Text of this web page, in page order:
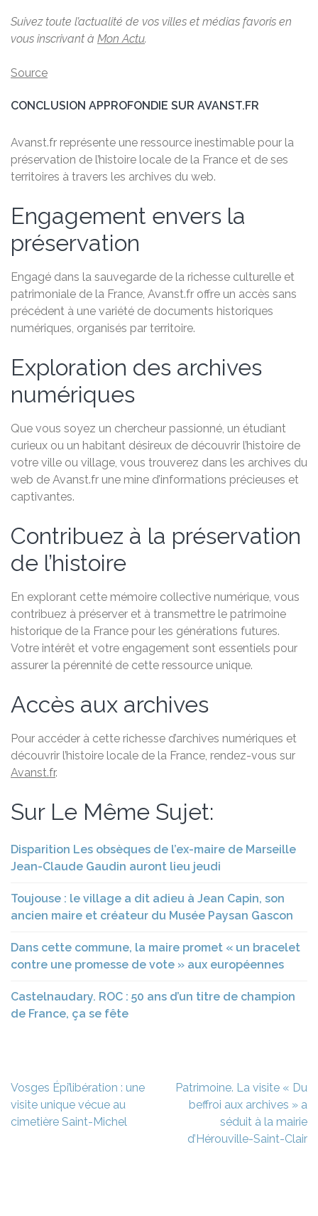
Suivez toute l’actualité de vos villes et médias favoris en
vous inscrivant à Mon Actu.
Source
CONCLUSION APPROFONDIE SUR AVANST.FR
Avanst.fr représente une ressource inestimable pour la
préservation de l’histoire locale de la France et de ses
territoires à travers les archives du web.
Engagement envers la
préservation
Engagé dans la sauvegarde de la richesse culturelle et
patrimoniale de la France, Avanst.fr offre un accès sans
précédent à une variété de documents historiques
numériques, organisés par territoire.
Exploration des archives
numériques
Que vous soyez un chercheur passionné, un étudiant
curieux ou un habitant désireux de découvrir l’histoire de
votre ville ou village, vous trouverez dans les archives du
web de Avanst.fr une mine d’informations précieuses et
captivantes.
Contribuez à la préservation
de l’histoire
En explorant cette mémoire collective numérique, vous
contribuez à préserver et à transmettre le patrimoine
historique de la France pour les générations futures.
Votre intérêt et votre engagement sont essentiels pour
assurer la pérennité de cette ressource unique.
Accès aux archives
Pour accéder à cette richesse d’archives numériques et
découvrir l’histoire locale de la France, rendez-vous sur
Avanst.fr.
Sur Le Même Sujet:
Disparition Les obsèques de l’ex-maire de Marseille
Jean-Claude Gaudin auront lieu jeudi
Toujouse : le village a dit adieu à Jean Capin, son
ancien maire et créateur du Musée Paysan Gascon
Dans cette commune, la maire promet « un bracelet
contre une promesse de vote » aux européennes
Castelnaudary. ROC : 50 ans d’un titre de champion
de France, ça se fête
Navigation
de
l’article
Vosges Épi’libération : une
visite unique vécue au
cimetière Saint-Michel
Patrimoine. La visite « Du
beffroi aux archives » a
séduit à la mairie
d’Hérouville-Saint-Clair